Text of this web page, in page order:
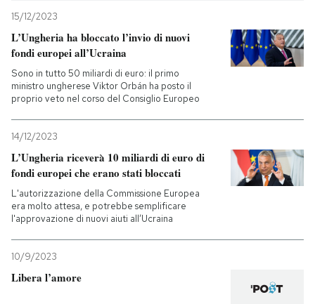
CALENDARIO
Entra
15/12/2023
L’Ungheria ha bloccato l’invio di nuovi
fondi europei all’Ucraina
Sono in tutto 50 miliardi di euro: il primo
ministro ungherese Viktor Orbán ha posto il
proprio veto nel corso del Consiglio Europeo
14/12/2023
L’Ungheria riceverà 10 miliardi di euro di
fondi europei che erano stati bloccati
L'autorizzazione della Commissione Europea
era molto attesa, e potrebbe semplificare
l'approvazione di nuovi aiuti all’Ucraina
10/9/2023
Libera l’amore